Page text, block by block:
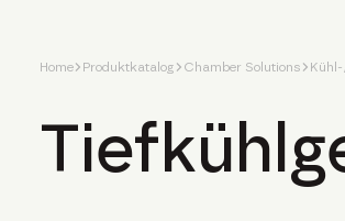
Home Produktkatalog Chamber Solutions